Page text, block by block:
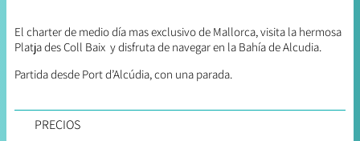
El charter de medio día mas exclusivo de Mallorca, visita la hermosa
Platja des Coll Baix y disfruta de navegar en la Bahía de Alcudia.
Partida desde Port d’Alcúdia, con una parada.
PRECIOS